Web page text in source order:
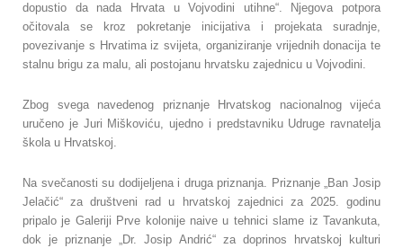
dopustio da nada Hrvata u Vojvodini utihne“. Njegova potpora
očitovala se kroz pokretanje inicijativa i projekata suradnje,
povezivanje s Hrvatima iz svijeta, organiziranje vrijednih donacija te
stalnu brigu za malu, ali postojanu hrvatsku zajednicu u Vojvodini.
Zbog svega navedenog priznanje Hrvatskog nacionalnog vijeća
uručeno je Juri Miškoviću, ujedno i predstavniku Udruge ravnatelja
škola u Hrvatskoj.
Na svečanosti su dodijeljena i druga priznanja. Priznanje „Ban Josip
Jelačić“ za društveni rad u hrvatskoj zajednici za 2025. godinu
pripalo je Galeriji Prve kolonije naive u tehnici slame iz Tavankuta,
dok je priznanje „Dr. Josip Andrić“ za doprinos hrvatskoj kulturi